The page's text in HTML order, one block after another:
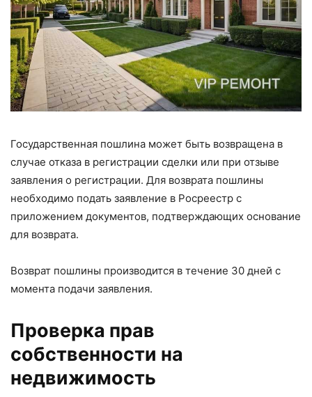
Государственная пошлина может быть возвращена в
случае отказа в регистрации сделки или при отзыве
заявления о регистрации. Для возврата пошлины
необходимо подать заявление в Росреестр с
приложением документов, подтверждающих основание
для возврата.
Возврат пошлины производится в течение 30 дней с
момента подачи заявления.
Проверка прав
собственности на
недвижимость